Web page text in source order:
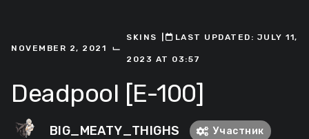
NOVEMBER 2, 2021 ⌙
SKINS ㅤLAST UPDATED: JULY 11,
2023 AT 03:57
Deadpool [E-100]
BIG_MEATY_THIGHS Участник